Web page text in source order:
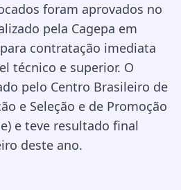
foram aprovados no
pela Cagepa em
contratação imediata
técnico e superior. O
pelo Centro Brasileiro de
e Seleção e de Promoção
e teve resultado final
deste ano.